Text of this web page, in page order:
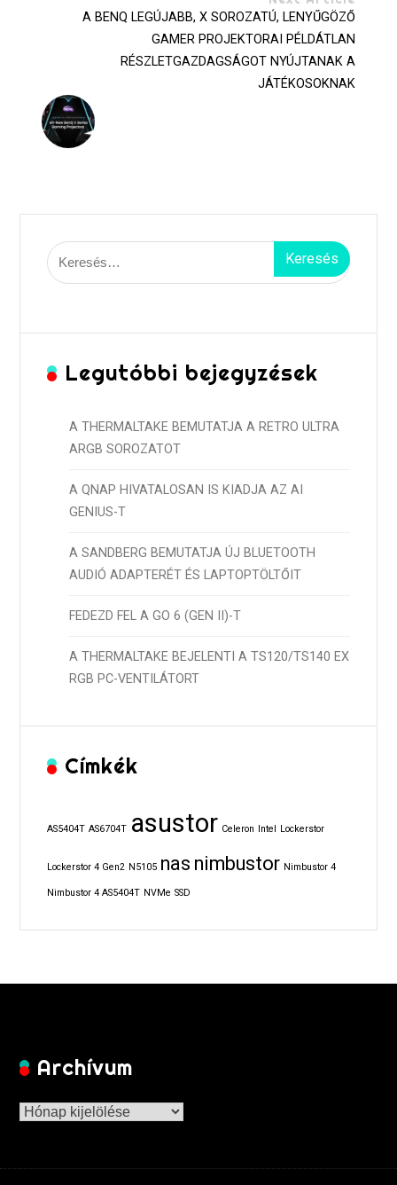
A BENQ LEGÚJABB, X SOROZATÚ, LENYŰGÖZŐ
GAMER PROJEKTORAI PÉLDÁTLAN
RÉSZLETGAZDAGSÁGOT NYÚJTANAK A
JÁTÉKOSOKNAK
Keresés:
Legutóbbi bejegyzések
A THERMALTAKE BEMUTATJA A RETRO ULTRA
ARGB SOROZATOT
A QNAP HIVATALOSAN IS KIADJA AZ AI
GENIUS-T
A SANDBERG BEMUTATJA ÚJ BLUETOOTH
AUDIÓ ADAPTERÉT ÉS LAPTOPTÖLTŐIT
FEDEZD FEL A GO 6 (GEN II)-T
A THERMALTAKE BEJELENTI A TS120/TS140 EX
RGB PC-VENTILÁTORT
Címkék
AS5404T AS6704T asustor Celeron Intel Lockerstor
Lockerstor 4 Gen2 N5105 nas nimbustor Nimbustor 4
Nimbustor 4 AS5404T NVMe SSD
Archívum
Archívum